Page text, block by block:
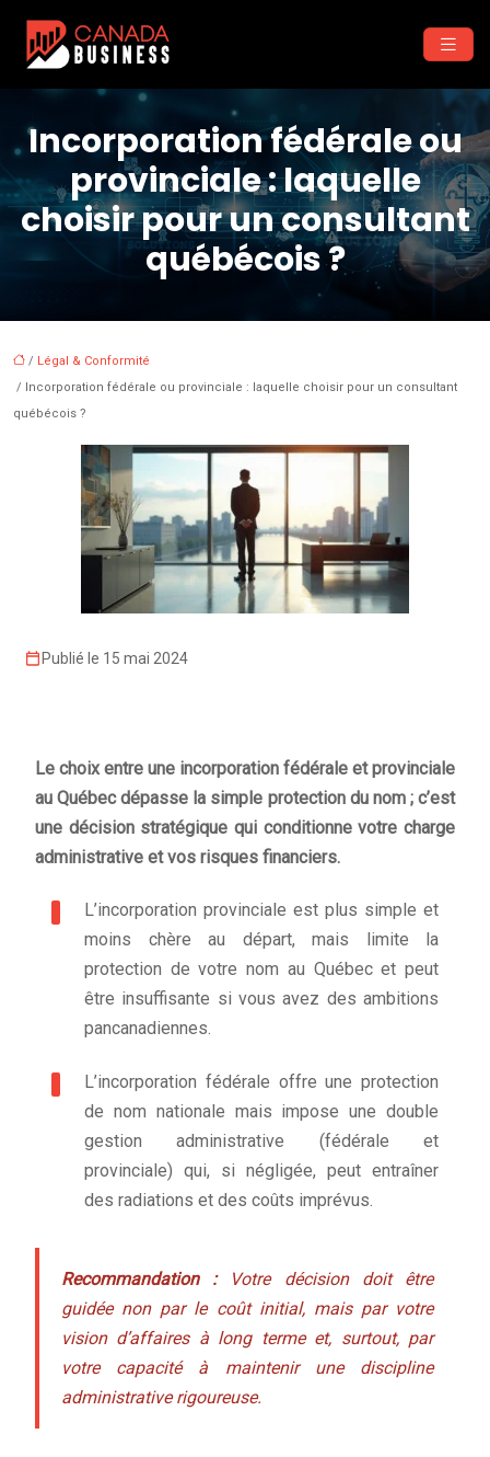
Incorporation fédérale ou
provinciale : laquelle
choisir pour un consultant
québécois ?
/ Légal & Conformité
/ Incorporation fédérale ou provinciale : laquelle choisir pour un consultant
québécois ?
Publié le 15 mai 2024
Le choix entre une incorporation fédérale et provinciale
au Québec dépasse la simple protection du nom ; c’est
une décision stratégique qui conditionne votre charge
administrative et vos risques financiers.
L’incorporation provinciale est plus simple et
moins chère au départ, mais limite la
protection de votre nom au Québec et peut
être insuffisante si vous avez des ambitions
pancanadiennes.
L’incorporation fédérale offre une protection
de nom nationale mais impose une double
gestion administrative (fédérale et
provinciale) qui, si négligée, peut entraîner
des radiations et des coûts imprévus.
Recommandation :Votre décision doit être
guidée non par le coût initial, mais par votre
vision d’affaires à long terme et, surtout, par
votre capacité à maintenir une discipline
administrative rigoureuse.